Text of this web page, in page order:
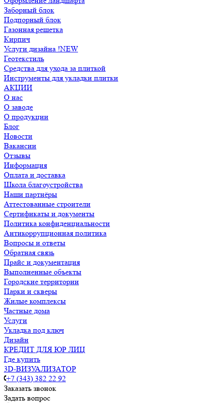
Заборный блок
Подпорный блок
Газонная решетка
Кирпич
Услуги дизайна !NEW
Геотекстиль
Средства для ухода за плиткой
Инструменты для укладки плитки
АКЦИИ
О нас
О заводе
О продукции
Блог
Новости
Вакансии
Отзывы
Информация
Оплата и доставка
Школа благоустройства
Наши партнёры
Аттестованные строители
Сертификаты и документы
Политика конфиденциальности
Антикоррупционная политика
Вопросы и ответы
Обратная связь
Прайс и документация
Выполненные объекты
Городские территории
Парки и скверы
Жилые комплексы
Частные дома
Услуги
Укладка под ключ
Дизайн
КРЕДИТ ДЛЯ ЮР ЛИЦ
Где купить
3D-ВИЗУАЛИЗАТОР
+7 (343) 382 22 92
Заказать звонок
Задать вопрос